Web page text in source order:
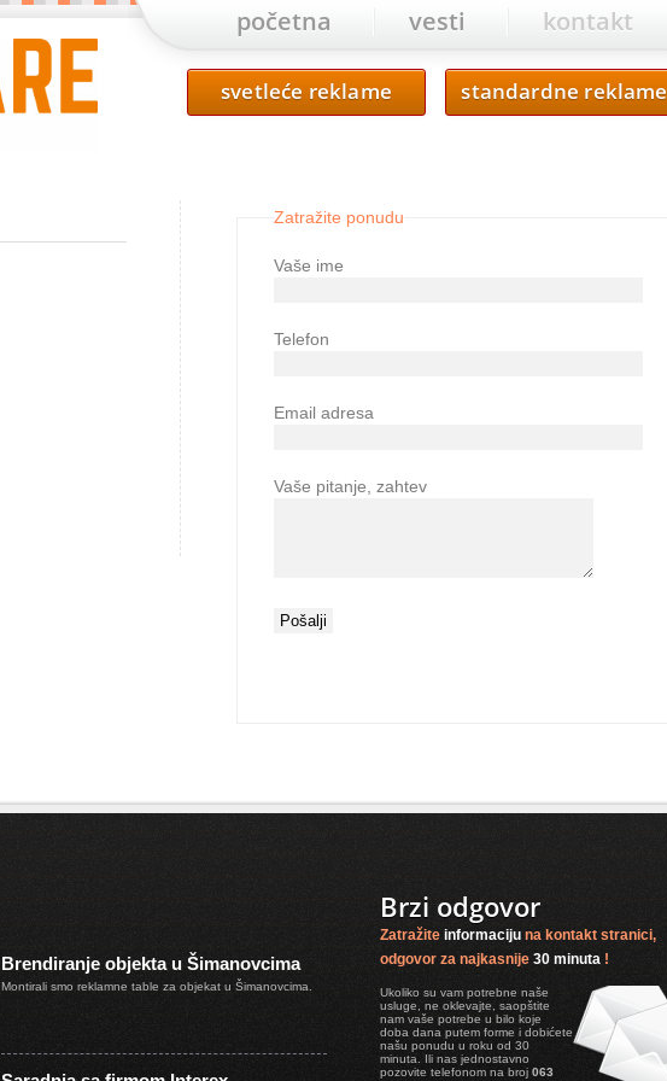
početna vesti kontakt
svetleće reklame standardne reklame
Zatražite ponudu
Vaše ime
Telefon
Email adresa
Vaše pitanje, zahtev
Brendiranje objekta u Šimanovcima
Montirali smo reklamne table za objekat u Šimanovcima.
Brzi odgovor
Zatražite informaciju na kontakt stranici,
odgovor za najkasnije 30 minuta !
Ukoliko su vam potrebne naše
usluge, ne oklevajte, saopštite
nam vaše potrebe u bilo koje
doba dana putem forme i dobićete
našu ponudu u roku od 30
minuta. Ili nas jednostavno
pozovite telefonom na broj 063